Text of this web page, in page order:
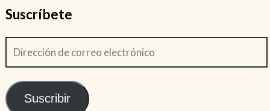
Suscríbete
Suscribir